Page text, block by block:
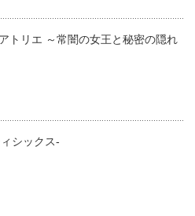
トリエ ～常闇の女王と秘密の隠れ
シックス-